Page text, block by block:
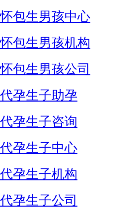
包生男孩中心
包生男孩机构
包生男孩公司
孕生子助孕
孕生子咨询
孕生子中心
孕生子机构
孕生子公司